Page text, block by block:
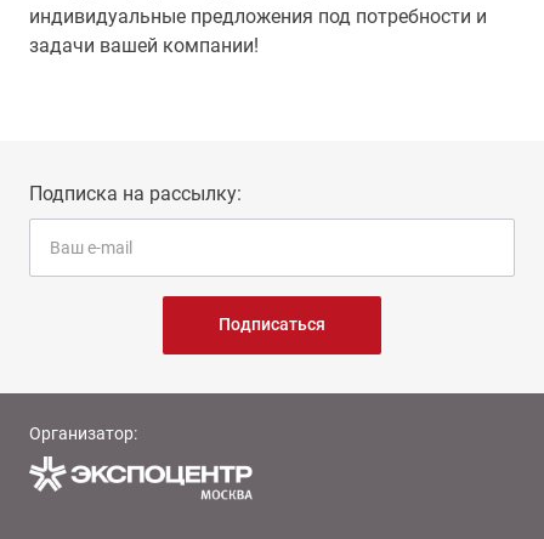
индивидуальные предложения под потребности и
задачи вашей компании!
Подписка на рассылку:
Подписаться
Организатор: